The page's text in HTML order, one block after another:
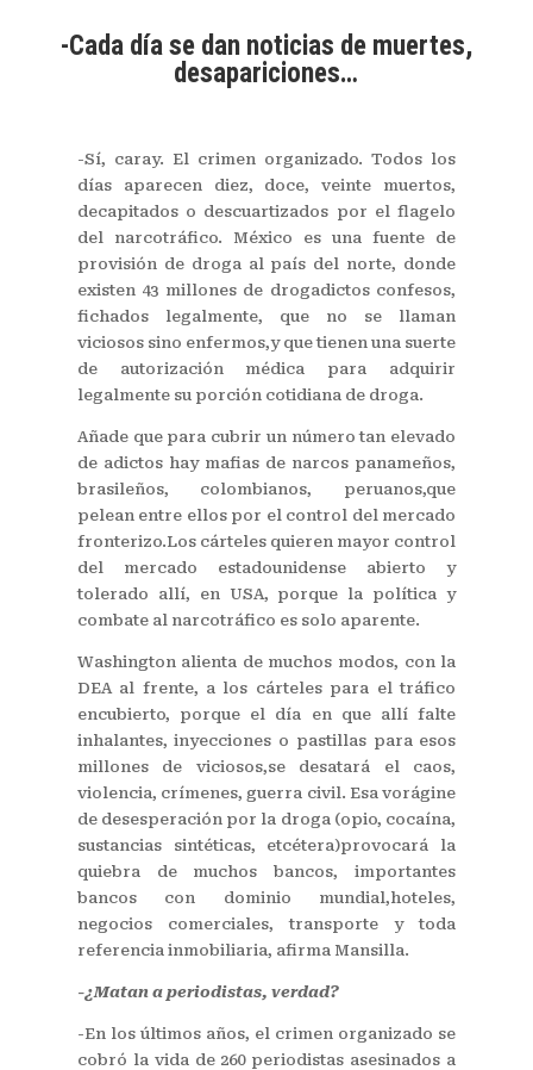
-Cada día se dan noticias de muertes,
desapariciones…
-Sí, caray. El crimen organizado. Todos los
días aparecen diez, doce, veinte muertos,
decapitados o descuartizados por el flagelo
del narcotráfico. México es una fuente de
provisión de droga al país del norte, donde
existen 43 millones de drogadictos confesos,
fichados legalmente, que no se llaman
viciosos sino enfermos,y que tienen una suerte
de autorización médica para adquirir
legalmente su porción cotidiana de droga.
Añade que para cubrir un número tan elevado
de adictos hay mafias de narcos panameños,
brasileños, colombianos, peruanos,que
pelean entre ellos por el control del mercado
fronterizo.Los cárteles quieren mayor control
del mercado estadounidense abierto y
tolerado allí, en USA, porque la política y
combate al narcotráfico es solo aparente.
Washington alienta de muchos modos, con la
DEA al frente, a los cárteles para el tráfico
encubierto, porque el día en que allí falte
inhalantes, inyecciones o pastillas para esos
millones de viciosos,se desatará el caos,
violencia, crímenes, guerra civil. Esa vorágine
de desesperación por la droga (opio, cocaína,
sustancias sintéticas, etcétera)provocará la
quiebra de muchos bancos, importantes
bancos con dominio mundial,hoteles,
negocios comerciales, transporte y toda
referencia inmobiliaria, afirma Mansilla.
-¿Matan a periodistas, verdad?
-En los últimos años, el crimen organizado se
cobró la vida de 260 periodistas asesinados a